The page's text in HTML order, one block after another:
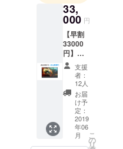
33,
000 円
【早割
33000
円】
タッチ
スク
リーン
機能付
き解像
1080P
Gemini
支援
者：
12人
お届
け予
定：
2019
年06
月
こ
の
リ